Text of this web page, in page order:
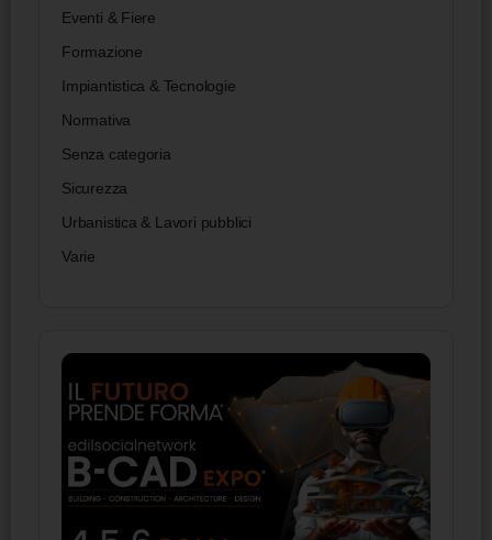
Eventi & Fiere
Formazione
Impiantistica & Tecnologie
Normativa
Senza categoria
Sicurezza
Urbanistica & Lavori pubblici
Varie